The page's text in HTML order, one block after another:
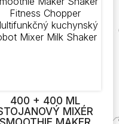
400 + 400 ML
MIXÉR